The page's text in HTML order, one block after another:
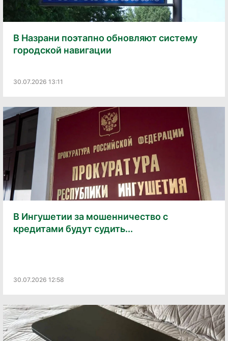
В Назрани поэтапно обновляют систему
городской навигации
30.07.2026 13:11
В Ингушетии за мошенничество с
кредитами будут судить...
30.07.2026 12:58